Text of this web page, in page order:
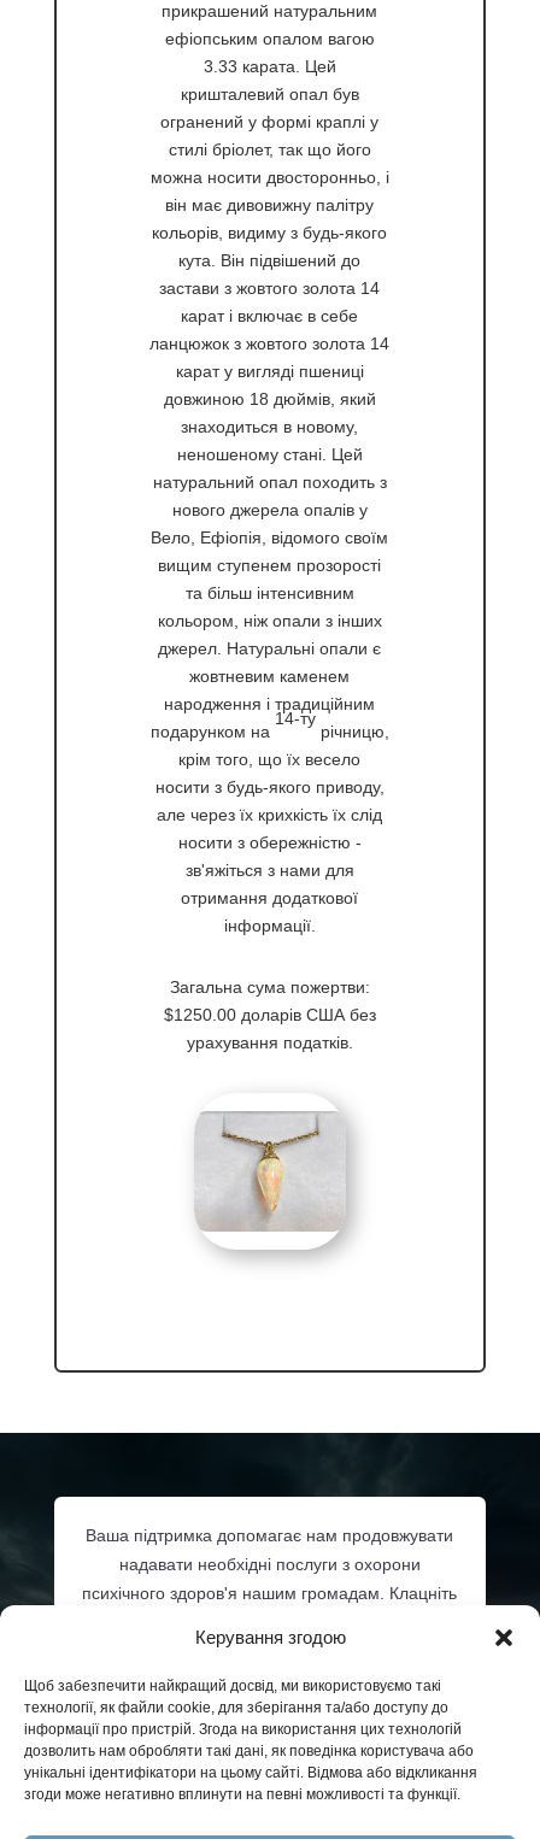
Керування згодою
Щоб забезпечити найкращий досвід, ми використовуємо такі
технології, як файли cookie, для зберігання та/або доступу до
інформації про пристрій. Згода на використання цих технологій
дозволить нам обробляти такі дані, як поведінка користувача або
унікальні ідентифікатори на цьому сайті. Відмова або відкликання
згоди може негативно вплинути на певні можливості та функції.
прикрашений натуральним
ефіопським опалом вагою
3.33 карата. Цей
кришталевий опал був
огранений у формі краплі у
стилі бріолет, так що його
можна носити двосторонньо, і
він має дивовижну палітру
кольорів, видиму з будь-якого
кута. Він підвішений до
застави з жовтого золота 14
карат і включає в себе
ланцюжок з жовтого золота 14
карат у вигляді пшениці
довжиною 18 дюймів, який
знаходиться в новому,
неношеному стані. Цей
натуральний опал походить з
нового джерела опалів у
Вело, Ефіопія, відомого своїм
вищим ступенем прозорості
та більш інтенсивним
кольором, ніж опали з інших
джерел. Натуральні опали є
жовтневим каменем
народження і традиційним
подарунком на
14-ту
річницю,
крім того, що їх весело
носити з будь-якого приводу,
але через їх крихкість їх слід
носити з обережністю -
зв'яжіться з нами для
отримання додаткової
інформації.
Загальна сума пожертви:
$1250.00 доларів США без
урахування податків.
Ваша підтримка допомагає нам продовжувати
надавати необхідні послуги з охорони
психічного здоров'я нашим громадам. Клацніть
дізнатися про можливості спонсорства та про
те, як ви можете зробити свій внесок у
продовження надання послуг з охорони
психічного здоров'я в наших громадах округу
Кінг.
Стати спонсором